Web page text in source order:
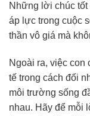
Những lời chúc
áp lực trong cuộc
thần vô giá mà
Ngoài ra, việc con
tế trong cách đối
môi trường sống
nhau. Hãy để mỗi